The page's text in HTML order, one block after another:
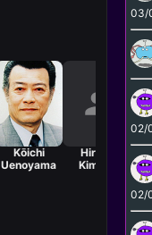
Kōichi
Uenoyama
Hiroto
Kimura
03/
02/
02/